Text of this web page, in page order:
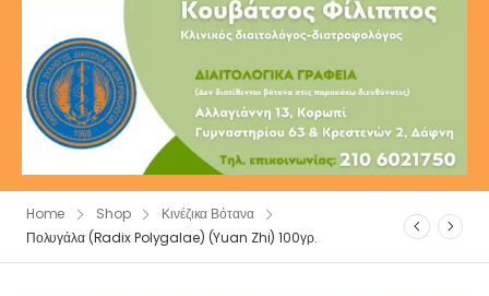
Home Shop
Κινέζικα Βότανα
Πολυγάλα (Radix Polygalae) (Yuan Zhi) 100γρ.